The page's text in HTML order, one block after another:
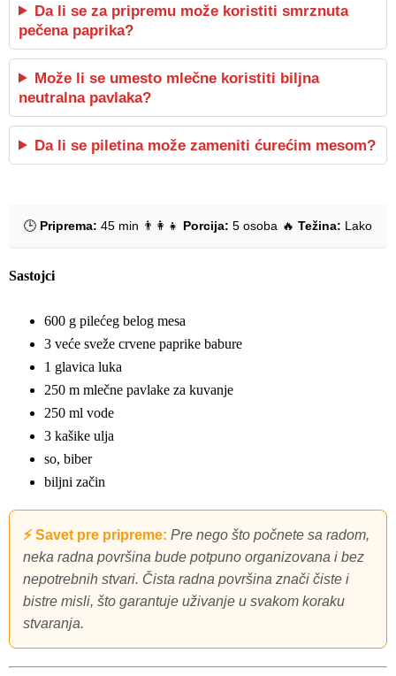
Da li se za pripremu može koristiti smrznuta
pečena paprika?
Može li se umesto mlečne koristiti biljna
neutralna pavlaka?
Da li se piletina može zameniti ćurećim mesom?
🕒 Priprema: 45 min 👨‍👩‍👧 Porcija: 5 osoba 🔥 Težina: Lako
Sastojci
600 g pilećeg belog mesa
3 veće sveže crvene paprike babure
1 glavica luka
250 m mlečne pavlake za kuvanje
250 ml vode
3 kašike ulja
so, biber
biljni začin
⚡ Savet pre pripreme: Pre nego što počnete sa radom,
neka radna površina bude potpuno organizovana i bez
nepotrebnih stvari. Čista radna površina znači čiste i
bistre misli, što garantuje uživanje u svakom koraku
stvaranja.